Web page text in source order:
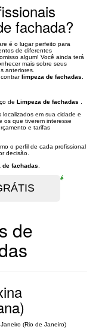
fachada?
é o lugar perfeito para
de diferentes
algum! Você ainda terá
mais sobre seus
anteriores.
limpeza de fachadas
de Limpeza de fachadas
em sua cidade e
os que tiverem interesse
e tarifas
o perfil de cada profissional
decisão.
de fachadas
é
de
(Rio de Janeiro)